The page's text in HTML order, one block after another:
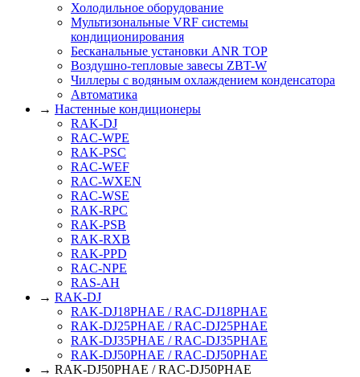
Холодильное оборудование
Мультизональные VRF системы
кондиционирования
Бесканальные установки ANR TOP
Воздушно-тепловые завесы ZBT-W
Чиллеры c водяным охлаждением конденсатора
Автоматика
→ Настенные кондиционеры
RAK-DJ
RAC-WPE
RAK-PSC
RAC-WEF
RAC-WXEN
RAC-WSE
RAK-RPC
RAK-PSB
RAK-RXB
RAK-PPD
RAC-NPE
RAS-AH
→ RAK-DJ
RAK-DJ18PHAE / RAC-DJ18PHAE
RAK-DJ25PHAE / RAC-DJ25PHAE
RAK-DJ35PHAE / RAC-DJ35PHAE
RAK-DJ50PHAE / RAC-DJ50PHAE
→ RAK-DJ50PHAE / RAC-DJ50PHAE